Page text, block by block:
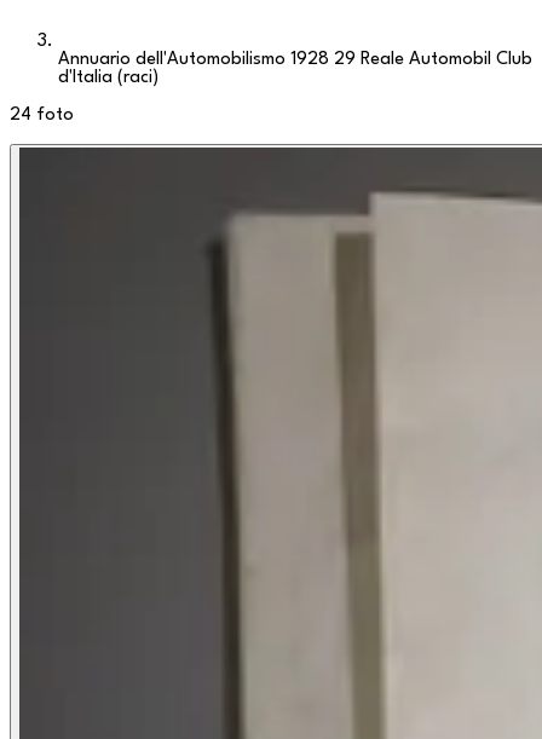
Annuario dell'Automobilismo 1928 29 Reale Automobil Club
d'Italia (raci)
24 foto